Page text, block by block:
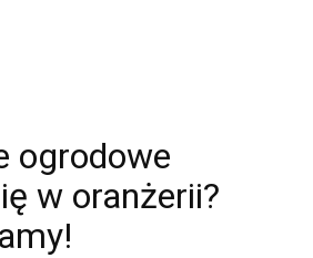
ogrodowe
w oranżerii?